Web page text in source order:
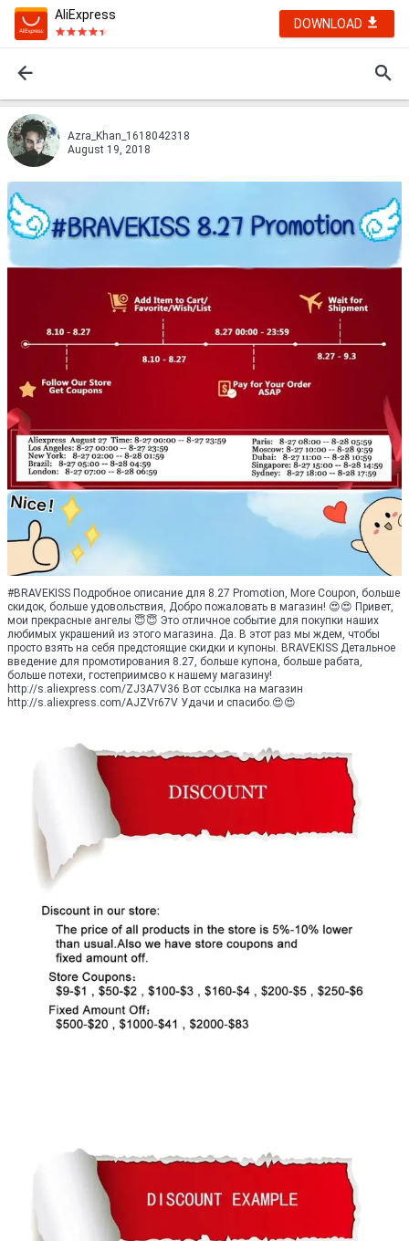
AliExpress
DOWNLOAD
Azra_Khan_1618042318
August 19, 2018
#BRAVEKISS Подробное описание для 8.27 Promotion, More Coupon, больше
скидок, больше удовольствия, Добро пожаловать в магазин! 😍😍 Привет,
мои прекрасные ангелы 😇😇 Это отличное событие для покупки наших
любимых украшений из этого магазина. Да. В этот раз мы ждем, чтобы
просто взять на себя предстоящие скидки и купоны. BRAVEKISS Детальное
введение для промотирования 8.27, больше купона, больше рабата,
больше потехи, гостеприимсво к нашему магазину!
http://s.aliexpress.com/ZJ3A7V36 Вот ссылка на магазин
http://s.aliexpress.com/AJZVr67V Удачи и спасибо.😍😍